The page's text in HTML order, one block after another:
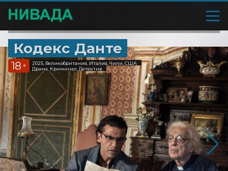
Кодекс Данте
18 +
2025, Великобритания, Италия, Чили, США
Драма, Криминал, Детектив